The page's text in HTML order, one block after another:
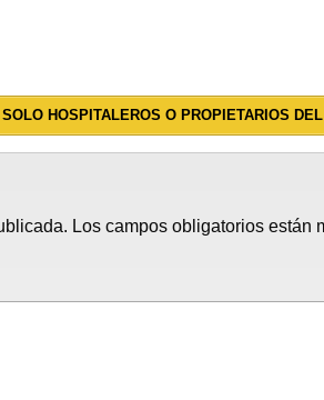
HOSPITALEROS O PROPIETARIOS
Los campos obligatorios están